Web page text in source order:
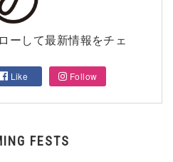
ーして最新情報をチェ
Like Follow
FESTS